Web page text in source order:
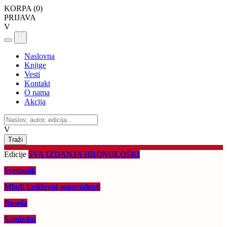
KORPA (0)
PRIJAVA
V
0
Naslovna
Knjige
Vesti
Kontakt
O nama
Akcija
V
Edicije SVA IZDANJA HRONOLOŠKI
Svetionik
Mladi književni supertalenti
Busola
Samizdat